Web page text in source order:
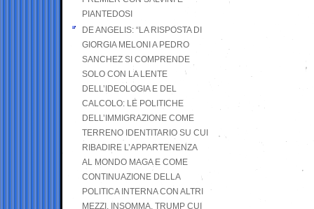
PIANTEDOSI
DE ANGELIS: “LA RISPOSTA DI
GIORGIA MELONI A PEDRO
SANCHEZ SI COMPRENDE
SOLO CON LA LENTE
DELL’IDEOLOGIA E DEL
CALCOLO: LE POLITICHE
DELL’IMMIGRAZIONE COME
TERRENO IDENTITARIO SU CUI
RIBADIRE L’APPARTENENZA
AL MONDO MAGA E COME
CONTINUAZIONE DELLA
POLITICA INTERNA CON ALTRI
MEZZI. INSOMMA, TRUMP CUI